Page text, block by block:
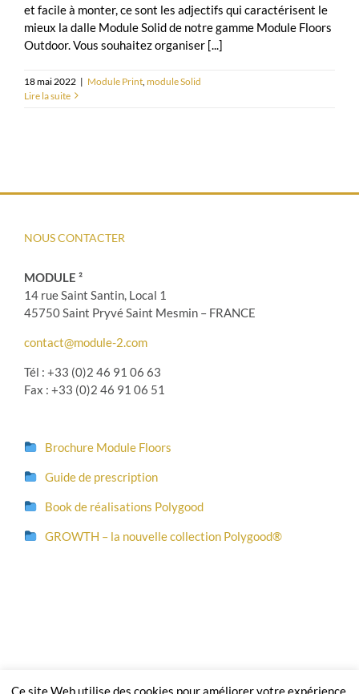
et facile à monter, ce sont les adjectifs qui caractérisent le
mieux la dalle Module Solid de notre gamme Module Floors
Outdoor. Vous souhaitez organiser [...]
18 mai 2022 | Module Print module Solid
Lire la suite
NOUS CONTACTER
MODULE ²
14 rue Saint Santin, Local 1
45750 Saint Pryvé Saint Mesmin – FRANCE
contact@module-2.com
Tél : +33 (0)2 46 91 06 63
Fax : +33 (0)2 46 91 06 51
Brochure Module Floors
Guide de prescription
Book de réalisations Polygood
GROWTH – la nouvelle collection Polygood®
Ce site Web utilise des cookies pour améliorer votre expérience.